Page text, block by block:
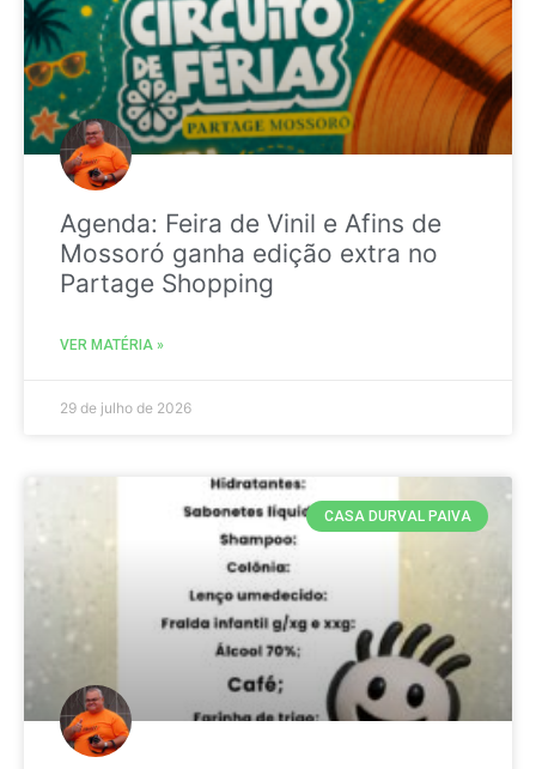
Agenda: Feira de Vinil e Afins de
Mossoró ganha edição extra no
Partage Shopping
VER MATÉRIA »
29 de julho de 2026
CASA DURVAL PAIVA